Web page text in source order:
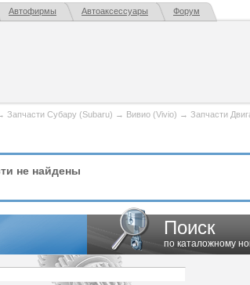
Автофирмы Автоаксессуары Форум
Запчасти Субару (Subaru) → Вивио (Vivio) → Запчасти
не найдены
Поиск
по каталожному